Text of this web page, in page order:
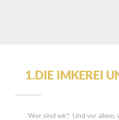
1.DIE IMKEREI
Wer sind wir? Und vor allem,